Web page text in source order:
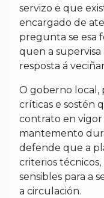
servizo e que
encargado de
pregunta se esa
quen a
resposta á
O goberno local,
críticas e sostén
contrato en
mantemento
defende que a
criterios
sensibles para a
a circulación.